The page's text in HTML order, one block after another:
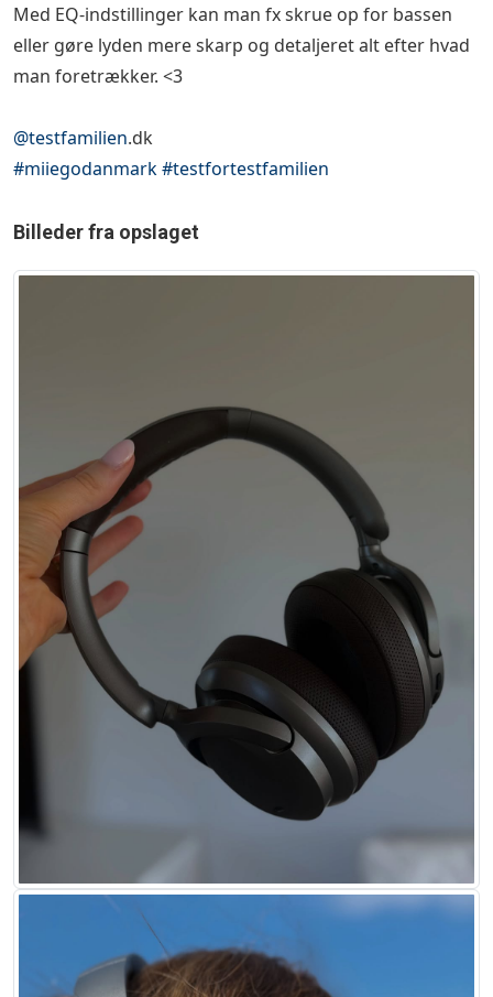
Med EQ-indstillinger kan man fx skrue op for bassen
eller gøre lyden mere skarp og detaljeret alt efter hvad
man foretrækker. <3
@testfamilien.dk
#miiegodanmark#testfortestfamilien
Billeder fra opslaget